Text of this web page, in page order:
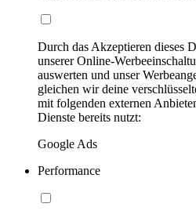
Durch das Akzeptieren dieses
unserer Online-
auswerten und unser
gleichen wir deine
mit folgenden externen
Dienste bereits nutzt:
Google Ads
Performance